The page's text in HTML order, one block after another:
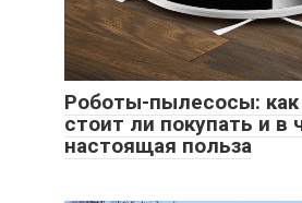
Роботы-пылесосы:
стоит ли покупать и в
настоящая польза